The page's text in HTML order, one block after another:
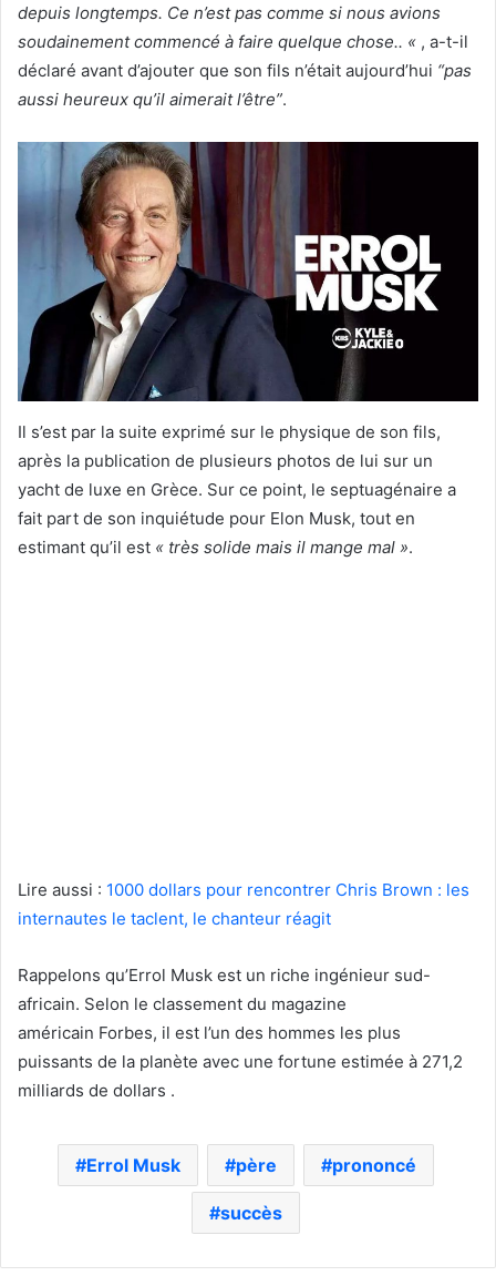
depuis longtemps. Ce n’est pas comme si nous avions
soudainement commencé à faire quelque chose.. « , a-t-il
déclaré avant d’ajouter que son fils n’était aujourd’hui “pas
aussi heureux qu’il aimerait l’être”.
Il s’est par la suite exprimé sur le physique de son fils,
après la publication de plusieurs photos de lui sur un
yacht de luxe en Grèce. Sur ce point, le septuagénaire a
fait part de son inquiétude pour Elon Musk, tout en
estimant qu’il est « très solide mais il mange mal ».
Lire aussi : 1000 dollars pour rencontrer Chris Brown : les
internautes le taclent, le chanteur réagit
Rappelons qu’Errol Musk est un riche ingénieur sud-
africain. Selon le classement du magazine
américain Forbes, il est l’un des hommes les plus
puissants de la planète avec une fortune estimée à 271,2
milliards de dollars .
Errol Musk père prononcé
succès